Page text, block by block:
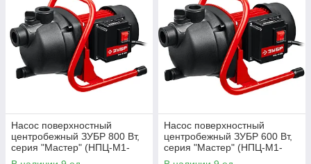
Насос поверхностный
центробежный ЗУБР 800 Вт,
серия "Мастер" (НПЦ-М1-
800)
Насос поверхностный
центробежный ЗУБР 600 Вт,
серия "Мастер" (НПЦ-М1-
600)